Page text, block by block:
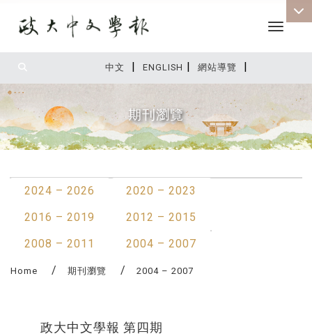
中文 | ENGLISH | 網站導覽 |
Toggle
期刊瀏覽
2024 – 2026
2020 – 2023
2016 – 2019
2012 – 2015
2008 – 2011
2004 – 2007
Home 期刊瀏覽 2004 – 2007
政大中文學報 第四期